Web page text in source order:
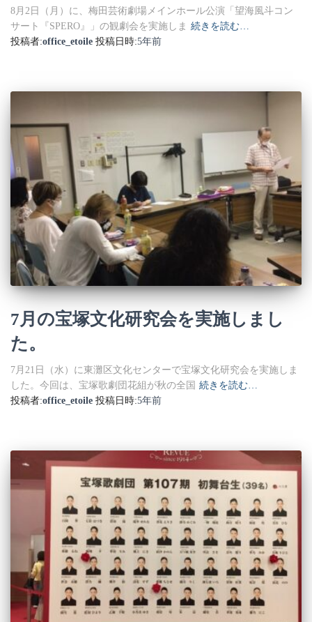
8月2日（月）に、梅田芸術劇場メインホール公演「望海風斗コン
サート『SPERO』」の観劇会を実施しま 続きを読む…
投稿者:office_etoile 投稿日時:5年前
7月の宝塚文化研究会を実施しまし
た。
7月21日（水）に東灘区文化センターで宝塚文化研究会を実施しま
した。今回は、宝塚歌劇団花組が秋の全国 続きを読む…
投稿者:office_etoile 投稿日時:5年前